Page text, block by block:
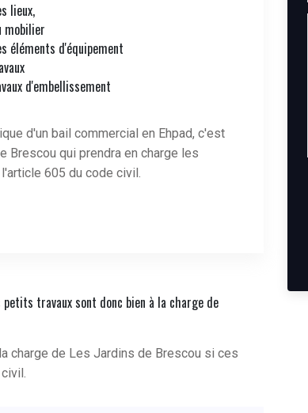
lieux,
mobilier
éléments d'équipement
d'embellissement
d'un bail commercial en Ehpad, c'est
Brescou qui prendra en charge les
605 du code civil.
travaux sont donc bien à la charge de
charge de Les Jardins de Brescou si ces